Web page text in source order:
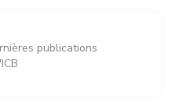
publications